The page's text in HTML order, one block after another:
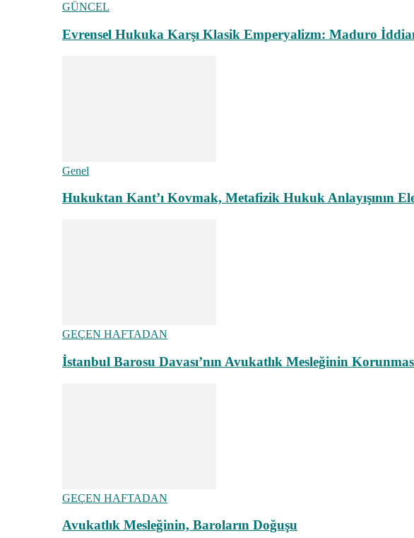
GÜNCEL
Evrensel Hukuka Karşı Klasik Emperyalizm: Maduro
Genel
Hukuktan Kant’ı Kovmak, Metafizik Hukuk Anlayışının
GEÇEN HAFTADAN
İstanbul Barosu Davası’nın Avukatlık Mesleğinin
GEÇEN HAFTADAN
Avukatlık Mesleğinin, Baroların Doğuşu